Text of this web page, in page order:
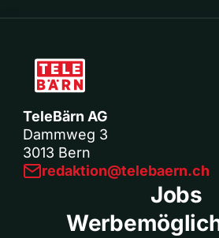
TeleBärn AG
Dammweg 3
3013 Bern
redaktion@telebaern.ch
Jobs